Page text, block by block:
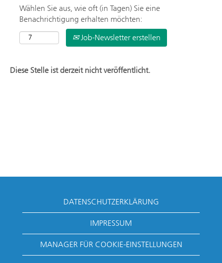
Wählen Sie aus, wie oft (in Tagen) Sie eine
Benachrichtigung erhalten möchten:
Job-Newsletter erstellen
Diese Stelle ist derzeit nicht veröffentlicht.
DATENSCHUTZERKLÄRUNG
IMPRESSUM
MANAGER FÜR COOKIE-EINSTELLUNGEN